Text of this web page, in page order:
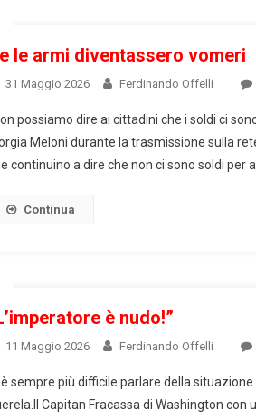
le armi diventassero vomeri
31 Maggio 2026 Ferdinando Offelli
possiamo dire ai cittadini che i soldi ci
Meloni durante la trasmissione sulla
continuino a dire che non ci sono soldi per
Continua
è nudo!”
11 Maggio 2026 Ferdinando Offelli
è sempre più difficile parlare della
Capitan Fracassa di Washington